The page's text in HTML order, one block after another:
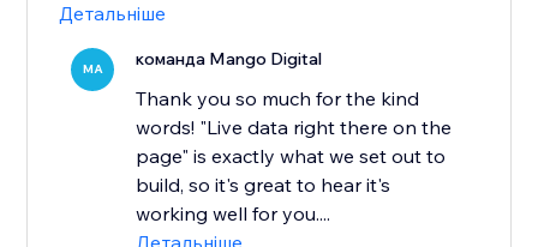
Детальніше
MA команда Mango Digital
Thank you so much for the kind
words! "Live data right there on the
page" is exactly what we set out to
build, so it's great to hear it's
working well for you....